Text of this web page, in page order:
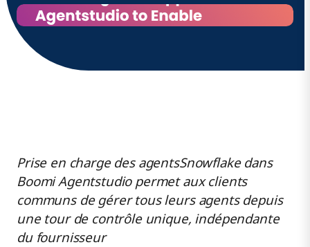
Prise en charge des agentsSnowflake dans
Boomi Agentstudio permet aux clients
communs de gérer tous leurs agents depuis
une tour de contrôle unique, indépendante
du fournisseur